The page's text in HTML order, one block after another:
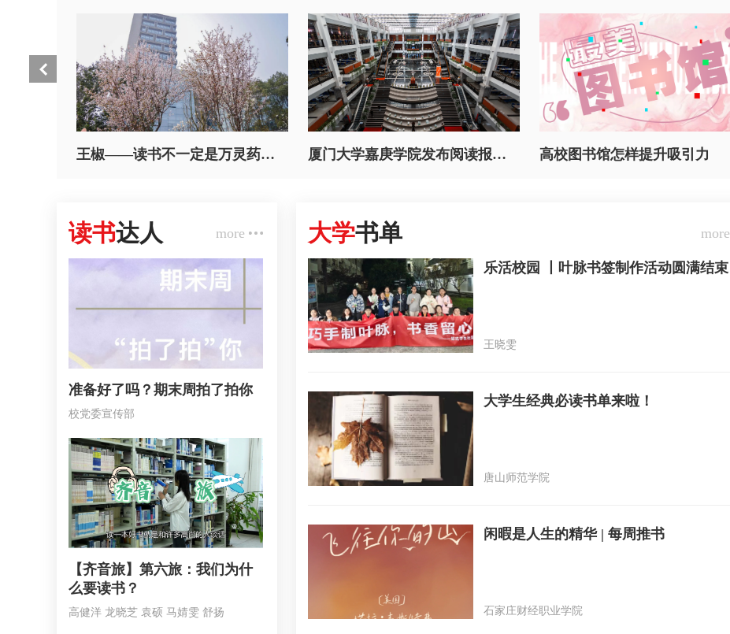
王椒——读书不一定是万灵药，但可以给你多一个方向​ 厦门大学嘉庚学院发布阅读报告，大学生最爱这本书 高校图书馆怎样提升吸引力
大学书单 more
乐活校园 丨叶脉书签制作活动圆满结束
王晓雯
大学生经典必读书单来啦！
唐山师范学院
闲暇是人生的精华 | 每周推书
石家庄财经职业学院
读书达人 more
准备好了吗？期末周拍了拍你
校党委宣传部
【齐音旅】第六旅：我们为什
么要读书？
高健洋 龙晓芝 袁硕 马婧雯 舒扬